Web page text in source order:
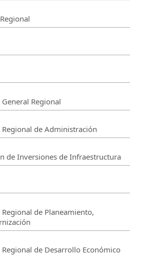
Regional
de Administración
de Inversiones de Infraestructura
de Planeamiento,
de Desarrollo Económico